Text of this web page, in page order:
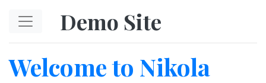
Demo Site
Welcome to Nikola